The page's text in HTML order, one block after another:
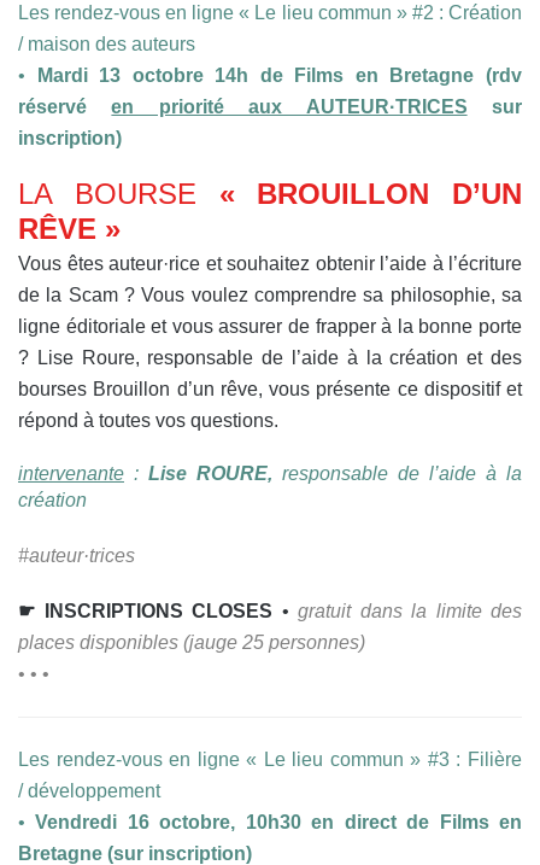
Les rendez-vous en ligne « Le lieu commun » #2 : Création
/ maison des auteurs
•
Mardi 13 octobre 14h de Films en Bretagne (rdv
réservéen priorité aux AUTEUR·TRICES sur
inscription)
LA BOURSE « BROUILLON D’UN
RÊVE »
Vous êtes auteur·rice et souhaitez obtenir l’aide à l’écriture
de la Scam ? Vous voulez comprendre sa philosophie, sa
ligne éditoriale et vous assurer de frapper à la bonne porte
? Lise Roure, responsable de l’aide à la création et des
bourses Brouillon d’un rêve, vous présente ce dispositif et
répond à toutes vos questions.
intervenante : Lise ROURE, responsable de l’aide à la
création
#auteur·trices
☛ INSCRIPTIONS CLOSES • gratuit dans la limite des
places disponibles (jauge 25 personnes)
• • •
Les rendez-vous en ligne « Le lieu commun » #3 : Filière
/ développement
• Vendredi 16 octobre, 10h30 en direct de Films en
Bretagne (sur inscription)